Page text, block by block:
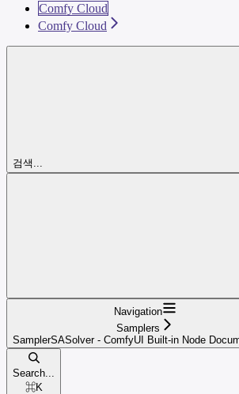
Comfy Cloud
Comfy Cloud
검색...
Navigation
Samplers
SamplerSASolver - ComfyUI Built-in Node
Search...
⌘K